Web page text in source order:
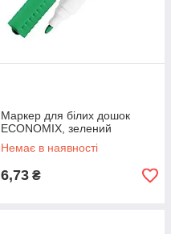
Маркер для білих дошок
ECONOMIX, зелений
Немає в наявності
6,73 ₴